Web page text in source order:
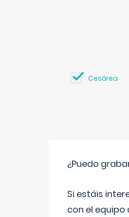
Cesárea
¿Puedo
Si estáis
con el equipo